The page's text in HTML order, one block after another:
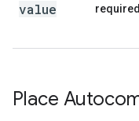
value required
Place